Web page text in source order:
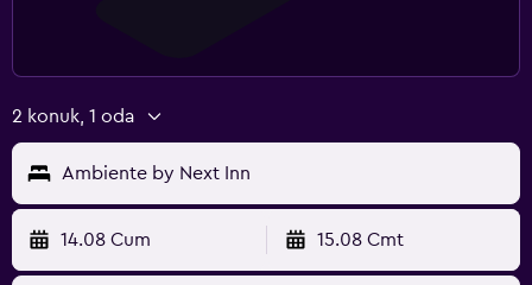
2 konuk, 1 oda
Ambiente by Next Inn
14.08 Cum 15.08 Cmt